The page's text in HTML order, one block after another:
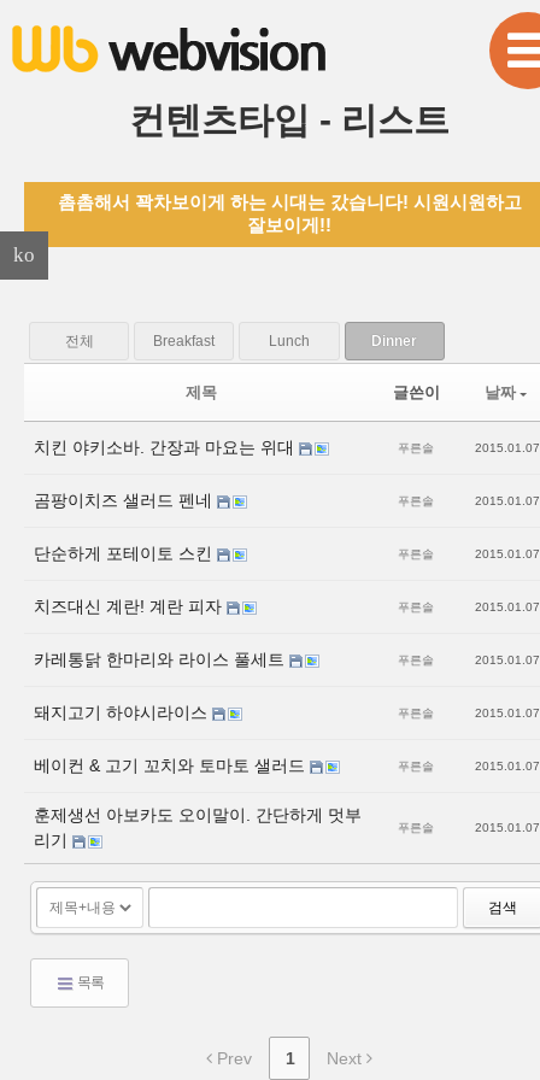
컨텐츠타입 - 리스트
촘촘해서 꽉차보이게 하는 시대는 갔습니다! 시원시원하고
잘보이게!!
전체 Breakfast Lunch Dinner
제목 글쓴이 날짜
치킨 야키소바. 간장과 마요는 위대 푸른솔 2015.01.07
곰팡이치즈 샐러드 펜네 푸른솔 2015.01.07
단순하게 포테이토 스킨 푸른솔 2015.01.07
치즈대신 계란! 계란 피자 푸른솔 2015.01.07
카레통닭 한마리와 라이스 풀세트 푸른솔 2015.01.07
돼지고기 하야시라이스 푸른솔 2015.01.07
베이컨 & 고기 꼬치와 토마토 샐러드 푸른솔 2015.01.07
훈제생선 아보카도 오이말이. 간단하게 멋부
리기
푸른솔 2015.01.07
검색
목록
Prev 1 Next
ko
Sketchbook5, 스케치북5
Sketchbook5, 스케치북5